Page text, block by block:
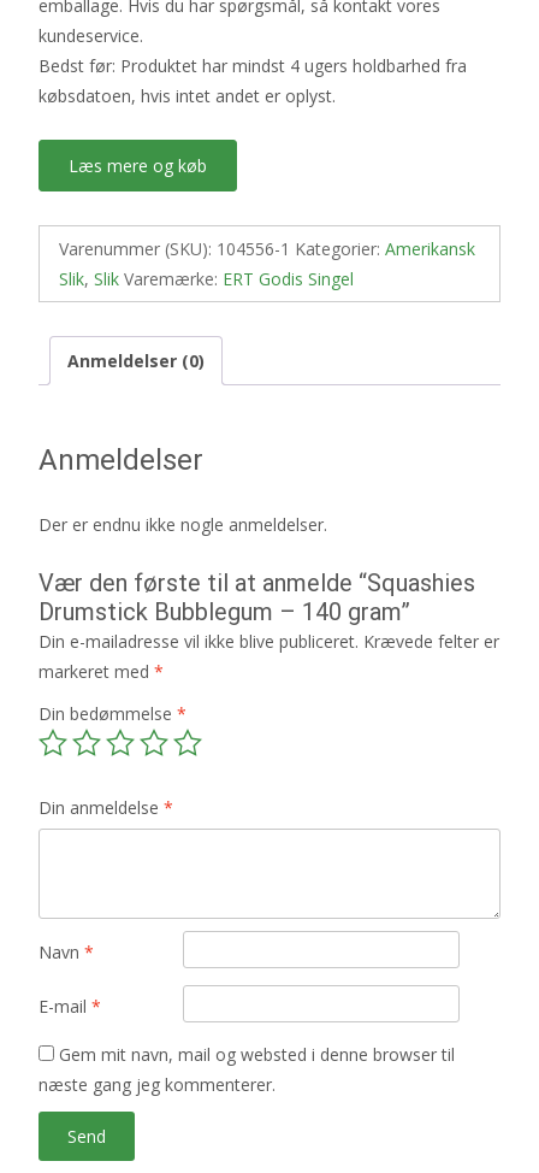
emballage. Hvis du har spørgsmål, så kontakt vores
kundeservice.
Bedst før: Produktet har mindst 4 ugers holdbarhed fra
købsdatoen, hvis intet andet er oplyst.
Læs mere og køb
Varenummer (SKU): 104556-1 Kategorier: Amerikansk
Slik, Slik Varemærke: ERT Godis Singel
Anmeldelser (0)
Anmeldelser
Der er endnu ikke nogle anmeldelser.
Vær den første til at anmelde “Squashies
Drumstick Bubblegum – 140 gram”
Din e-mailadresse vil ikke blive publiceret. Krævede felter er
markeret med *
Din bedømmelse *
Din anmeldelse *
Navn *
E-mail *
Gem mit navn, mail og websted i denne browser til
næste gang jeg kommenterer.